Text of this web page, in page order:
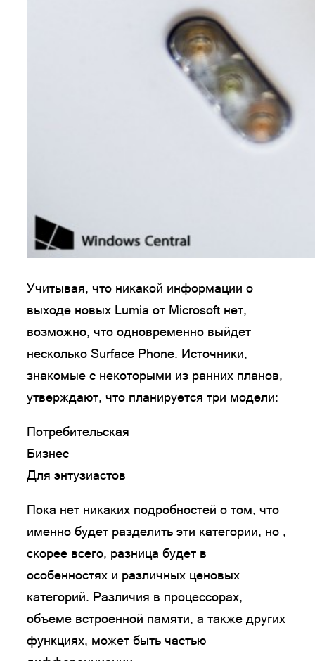
Учитывая, что никакой информации о
выходе новых Lumia от Microsoft нет,
возможно, что одновременно выйдет
несколько Surface Phone. Источники,
знакомые с некоторыми из ранних планов,
утверждают, что планируется три модели:
Потребительская
Бизнес
Для энтузиастов
Пока нет никаких подробностей о том, что
именно будет разделить эти категории, но ,
скорее всего, разница будет в
особенностях и различных ценовых
категорий. Различия в процессорах,
объеме встроенной памяти, а также других
функциях, может быть частью